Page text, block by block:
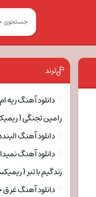
ترند
دانلود آهنگ
رامین تجنگی (
دانلود آهنگ
دانلود آهنگ
زندگیم با تبر (
دانلود آهنگ